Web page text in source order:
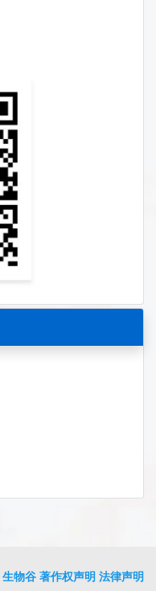
生物谷 著作权声明 法律声明